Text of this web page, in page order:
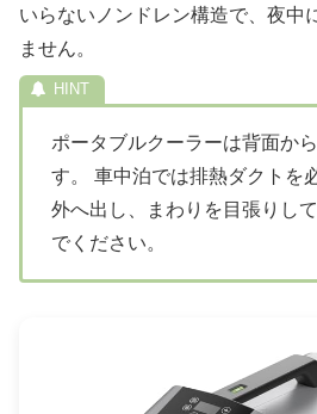
いらないノンドレン構造で、夜中
ません。
ポータブルクーラーは背面か
す。 車中泊では排熱ダクトを
外へ出し、まわりを目張りし
でください。